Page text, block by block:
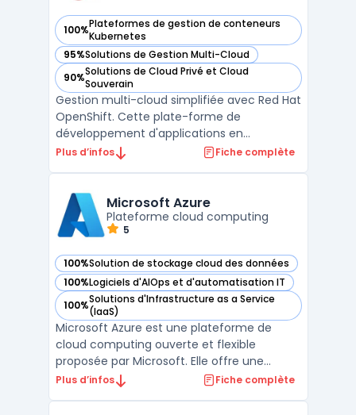
100%Plateformes de gestion de conteneurs
Kubernetes
— voir Red Hat OpenShift dans cette catégorie
95%Solutions de Gestion Multi-Cloud
— voir Red Hat OpenShift dans cette catégorie
90%Solutions de Cloud Privé et Cloud
Souverain
— voir Red Hat OpenShift dans cette catégorie
Gestion multi-cloud simplifiée avec Red Hat
OpenShift. Cette plate-forme de
développement d'applications en
conteneurs basée sur Kubernetes offre une
d'applications dans différents
environnements de cloud. Avec Red Hat
Open ...
Plus d’infos Fiche complète
Microsoft Azure
Plateforme cloud computing
5
100%Solution de stockage cloud des données
— voir Microsoft Azure dans cette catégorie
100%Logiciels d'AIOps et d'automatisation IT
— voir Microsoft Azure dans cette catégorie
100%Solutions d'Infrastructure as a Service
(IaaS)
— voir Microsoft Azure dans cette catégorie
Microsoft Azure est une plateforme de
cloud computing ouverte et flexible
proposée par Microsoft. Elle offre une
approche innovante permettant de réduire
Plus d’infos Fiche complète